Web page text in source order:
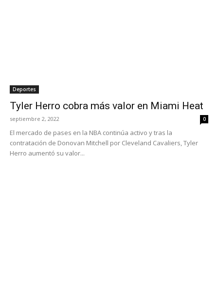
Deportes
Tyler Herro cobra más valor en Miami Heat
septiembre 2, 2022 0
El mercado de pases en la NBA continúa activo y tras la
contratación de Donovan Mitchell por Cleveland Cavaliers, Tyler
Herro aumentó su valor...